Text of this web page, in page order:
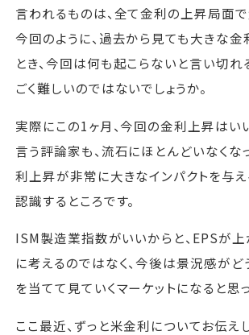
言われるものは、全て金利の上昇局面で
今回のように、過去から見ても大きな
とき、今回は何も起こらないと言い切れ
ごく難しいのではないでしょうか。
実際にこの1ヶ月、今回の金利上昇はい
言う評論家も、流石にほとんどいなくな
利上昇が非常に大きなインパクトを与え
認識するところです。
ISM製造業指数がいいからと、EPSが上
に考えるのではなく、今後は景況感がど
を当てて見ていくマーケットになると思
ここ最近、ずっと米金利についてお伝え